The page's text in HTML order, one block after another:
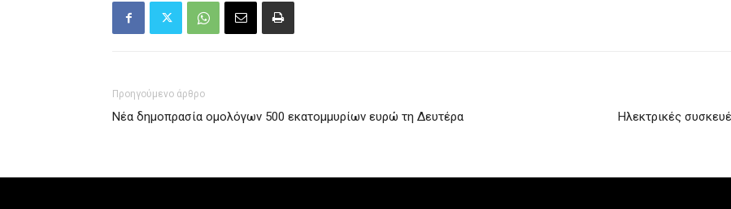
Προηγούμενο άρθρο
Νέα δημοπρασία ομολόγων 500 εκατομμυρίων ευρώ τη Δευτέρα
Ηλεκτρικές